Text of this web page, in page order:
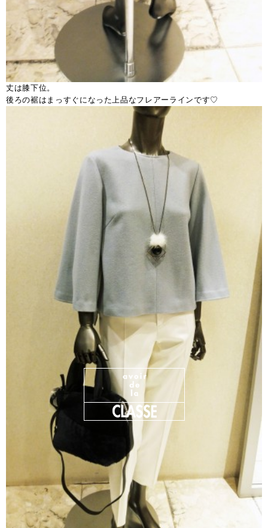
丈は膝下位。
後ろの裾はまっすぐになった上品なフレアーラインです♡